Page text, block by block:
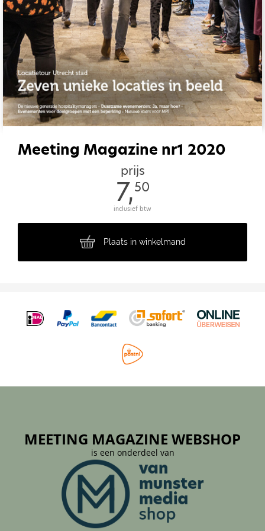
Meeting Magazine nr1 2020
prijs
7,50
inclusief btw
Plaats in winkelmand
MEETING MAGAZINE WEBSHOP
is een onderdeel van